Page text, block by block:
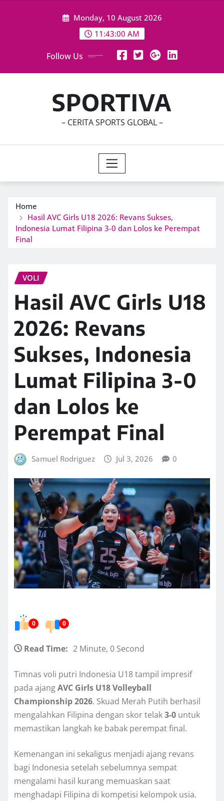
Monday, 10 August 2026
11:43:02 AM
Follow Us
SPORTIVA
– CERITA SPORTS GLOBAL –
Home
Hasil AVC Girls U18 2026: Revans Sukses,
Indonesia Lumat Filipina 3-0 dan Lolos ke Perempat
Final
VOLI
Hasil AVC Girls U18
2026: Revans
Sukses, Indonesia
Lumat Filipina 3-0
dan Lolos ke
Perempat Final
Samuel Rodriguez Jul 3, 2026 0
0 0
Read Time: 2 Minute, 0 Second
Timnas voli putri Indonesia U18 tampil impresif
pada ajangAVC Girls U18 Volleyball
Championship 2026. Skuad Merah Putih berhasil
mengalahkan Filipina dengan skor telak3-0 untuk
memastikan langkah ke babak perempat final.
Kemenangan ini sekaligus menjadi ajang revans
bagi Indonesia setelah sebelumnya sempat
mengalami hasil kurang memuaskan saat
menghadapi Filipina di kompetisi kelompok usia.